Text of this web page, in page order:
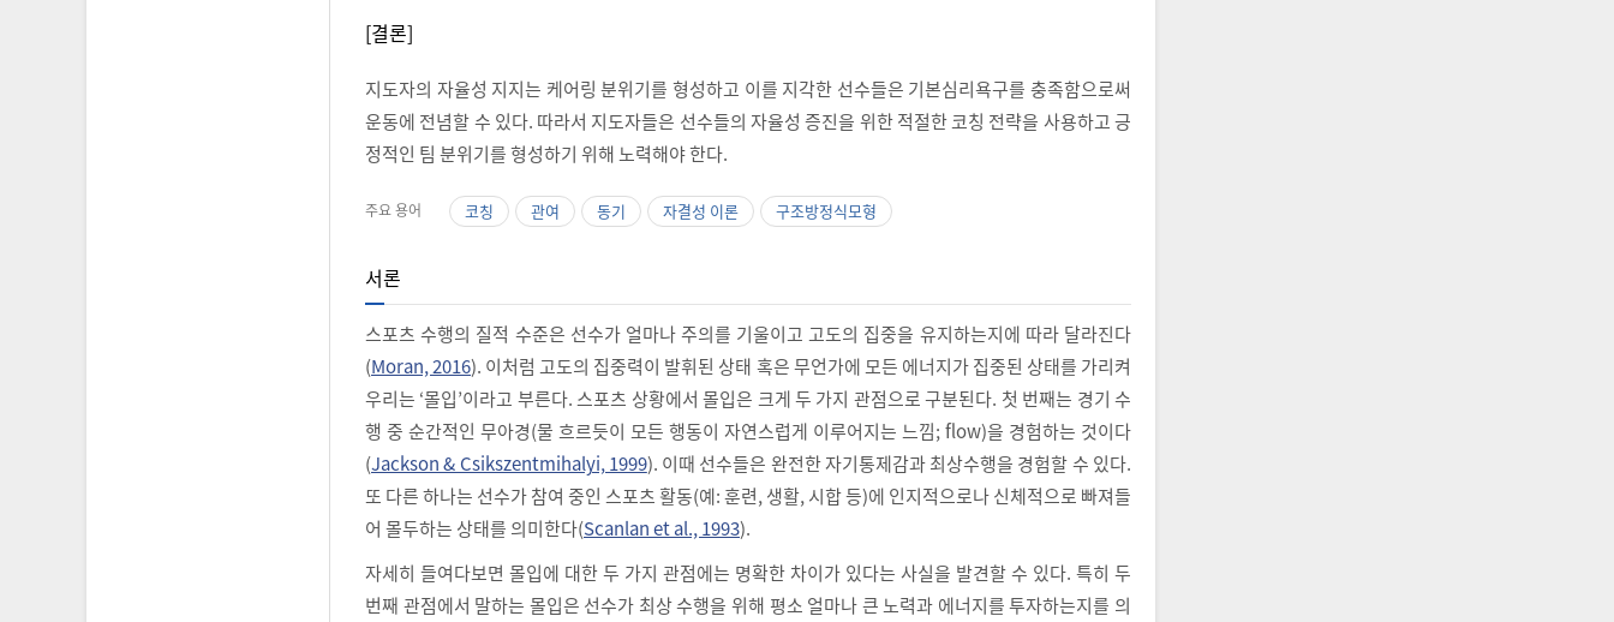
[결론]
지도자의 자율성 지지는 케어링 분위기를 형성하고 이를 지각한 선수들은 기본심리욕구를 충족함으로써
운동에 전념할 수 있다. 따라서 지도자들은 선수들의 자율성 증진을 위한 적절한 코칭 전략을 사용하고 긍
정적인 팀 분위기를 형성하기 위해 노력해야 한다.
주요 용어 코칭 관여 동기 자결성 이론 구조방정식모형
서론
스포츠 수행의 질적 수준은 선수가 얼마나 주의를 기울이고 고도의 집중을 유지하는지에 따라 달라진다
(Moran, 2016). 이처럼 고도의 집중력이 발휘된 상태 혹은 무언가에 모든 에너지가 집중된 상태를 가리켜
우리는 ‘몰입’이라고 부른다. 스포츠 상황에서 몰입은 크게 두 가지 관점으로 구분된다. 첫 번째는 경기 수
행 중 순간적인 무아경(물 흐르듯이 모든 행동이 자연스럽게 이루어지는 느낌; flow)을 경험하는 것이다
(Jackson & Csikszentmihalyi, 1999). 이때 선수들은 완전한 자기통제감과 최상수행을 경험할 수 있다.
또 다른 하나는 선수가 참여 중인 스포츠 활동(예: 훈련, 생활, 시합 등)에 인지적으로나 신체적으로 빠져들
어 몰두하는 상태를 의미한다(Scanlan et al., 1993).
자세히 들여다보면 몰입에 대한 두 가지 관점에는 명확한 차이가 있다는 사실을 발견할 수 있다. 특히 두
번째 관점에서 말하는 몰입은 선수가 최상 수행을 위해 평소 얼마나 큰 노력과 에너지를 투자하는지를 의